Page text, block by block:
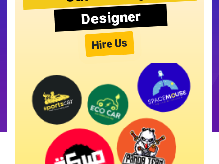
Designer
Hire Us